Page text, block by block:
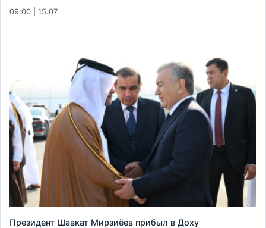
09:00 | 15.07
Президент Шавкат Мирзиёев прибыл в Доху